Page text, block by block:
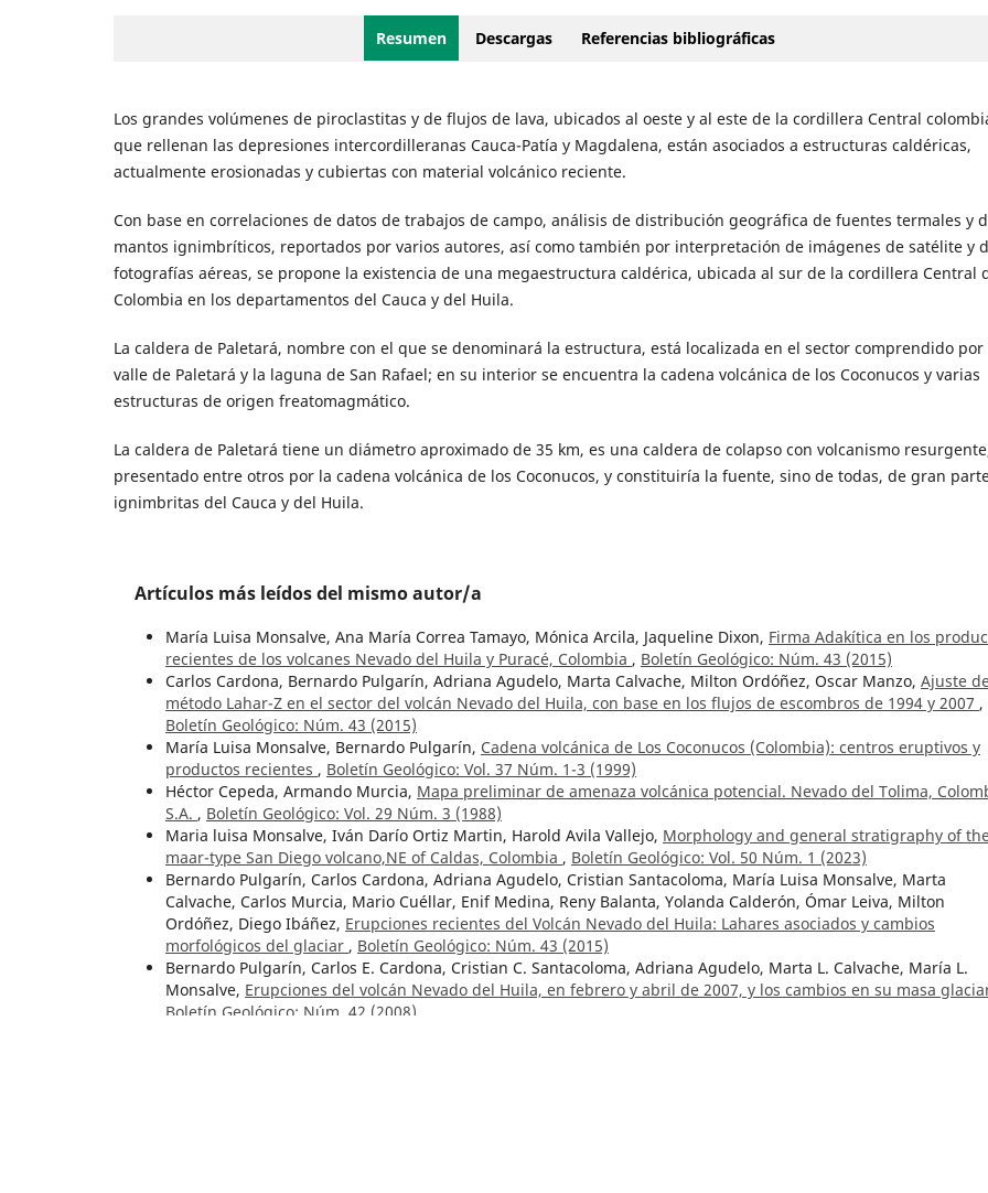
Resumen Descargas Referencias bibliográficas
Los grandes volúmenes de piroclastitas y de flujos de lava, ubicados al oeste y al este de la cordillera Central
que rellenan las depresiones intercordilleranas Cauca-Patía y Magdalena, están asociados a estructuras caldéricas,
actualmente erosionadas y cubiertas con material volcánico reciente.
Con base en correlaciones de datos de trabajos de campo, análisis de distribución geográfica de fuentes termales y
mantos ignimbríticos, reportados por varios autores, así como también por interpretación de imágenes de satélite y
fotografías aéreas, se propone la existencia de una megaestructura caldérica, ubicada al sur de la cordillera Central
Colombia en los departamentos del Cauca y del Huila.
La caldera de Paletará, nombre con el que se denominará la estructura, está localizada en el sector comprendido por
valle de Paletará y la laguna de San Rafael; en su interior se encuentra la cadena volcánica de los Coconucos y varias
estructuras de origen freatomagmático.
La caldera de Paletará tiene un diámetro aproximado de 35 km, es una caldera de colapso con volcanismo
presentado entre otros por la cadena volcánica de los Coconucos, y constituiría la fuente, sino de todas, de gran
ignimbritas del Cauca y del Huila.
Artículos más leídos del mismo autor/a
María Luisa Monsalve, Ana María Correa Tamayo, Mónica Arcila, Jaqueline Dixon, Firma Adakítica en los
recientes de los volcanes Nevado del Huila y Puracé, Colombia , Boletín Geológico: Núm. 43 (2015)
Carlos Cardona, Bernardo Pulgarín, Adriana Agudelo, Marta Calvache, Milton Ordóñez, Oscar Manzo, Ajuste
método Lahar-Z en el sector del volcán Nevado del Huila, con base en los flujos de escombros de 1994 y 2007 ,
Boletín Geológico: Núm. 43 (2015)
María Luisa Monsalve, Bernardo Pulgarín, Cadena volcánica de Los Coconucos (Colombia): centros eruptivos y
productos recientes , Boletín Geológico: Vol. 37 Núm. 1-3 (1999)
Héctor Cepeda, Armando Murcia, Mapa preliminar de amenaza volcánica potencial. Nevado del Tolima,
S.A. , Boletín Geológico: Vol. 29 Núm. 3 (1988)
Maria luisa Monsalve, Iván Darío Ortiz Martin, Harold Avila Vallejo, Morphology and general stratigraphy of
maar-type San Diego volcano,NE of Caldas, Colombia , Boletín Geológico: Vol. 50 Núm. 1 (2023)
Bernardo Pulgarín, Carlos Cardona, Adriana Agudelo, Cristian Santacoloma, María Luisa Monsalve, Marta
Calvache, Carlos Murcia, Mario Cuéllar, Enif Medina, Reny Balanta, Yolanda Calderón, Ómar Leiva, Milton
Ordóñez, Diego Ibáñez, Erupciones recientes del Volcán Nevado del Huila: Lahares asociados y cambios
morfológicos del glaciar , Boletín Geológico: Núm. 43 (2015)
Bernardo Pulgarín, Carlos E. Cardona, Cristian C. Santacoloma, Adriana Agudelo, Marta L. Calvache, María L.
Monsalve, Erupciones del volcán Nevado del Huila, en febrero y abril de 2007, y los cambios en su masa
Boletín Geológico: Núm. 42 (2008)